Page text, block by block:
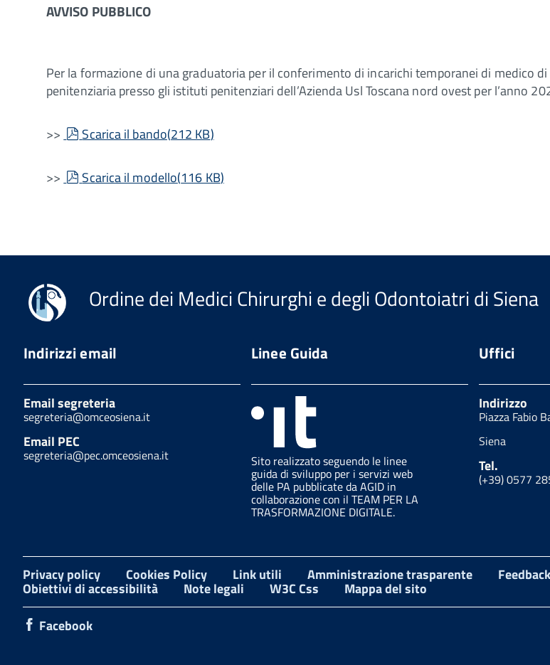
AVVISO PUBBLICO
Per la formazione di una graduatoria per il conferimento di incarichi temporanei di medico
penitenziaria presso gli istituti penitenziari dell’Azienda Usl Toscana nord ovest per l’anno
>> pdf
Scarica il bando(212 KB)
>> pdf
Scarica il modello(116 KB)
Ordine dei Medici Chirurghi e degli Odontoiatri di Siena
Indirizzi email
Email segreteria
segreteria@omceosiena.it
Email PEC
segreteria@pec.omceosiena.it
Linee Guida
Sito realizzato seguendo le linee
guida di sviluppo per i servizi web
delle PA pubblicate da AGID in
collaborazione con il TEAM PER LA
TRASFORMAZIONE DIGITALE.
Uffici
Indirizzo
Piazza Fabio
Siena
Tel.
(+39) 0577
Privacy policy Cookies Policy Link utili Amministrazione trasparente
Obiettivi di accessibilità Note legali W3C Css
Mappa del sito
Facebook